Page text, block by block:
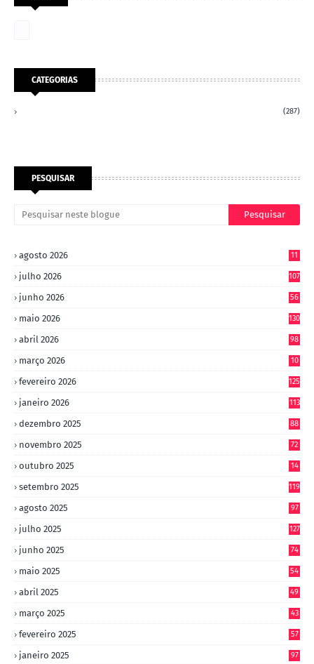
CATEGORIAS
(287)
PESQUISAR
agosto 2026 11
julho 2026 107
junho 2026 56
maio 2026 130
abril 2026 98
março 2026
10
fevereiro 2026 125
janeiro 2026 113
dezembro 2025 88
novembro 2025 72
outubro 2025
14
setembro 2025 119
agosto 2025 97
julho 2025 127
junho 2025 74
maio 2025 54
abril 2025 49
março 2025 43
fevereiro 2025 57
janeiro 2025 97